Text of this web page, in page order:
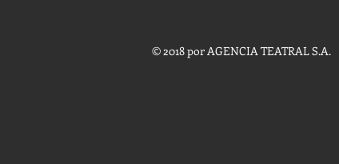
© 2018 por AGENCIA TEATRAL S.A.